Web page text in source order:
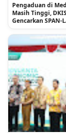
Pengaduan di
Masih Tinggi,
Gencarkan SPAN-